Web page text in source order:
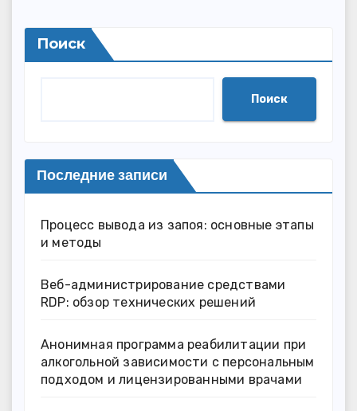
Поиск
Поиск
Последние записи
Процесс вывода из запоя: основные этапы
и методы
Веб-администрирование средствами
RDP: обзор технических решений
Анонимная программа реабилитации при
алкогольной зависимости с персональным
подходом и лицензированными врачами